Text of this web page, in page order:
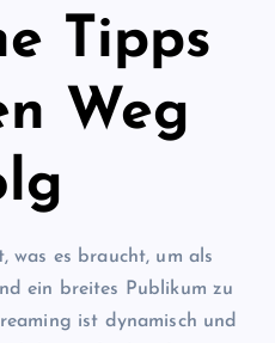
Tipps
Weg
was es braucht, um als
ein breites Publikum zu
ist dynamisch und